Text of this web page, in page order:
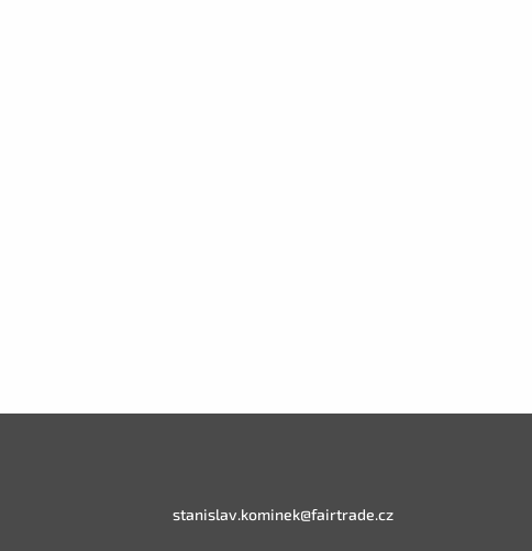
stanislav.kominek@fairtrade.cz